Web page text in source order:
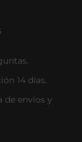
14 días.
de envíos y